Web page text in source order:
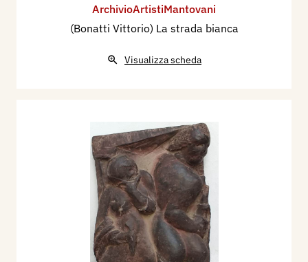
ArchivioArtistiMantovani
(Bonatti Vittorio) La strada bianca
Visualizza scheda